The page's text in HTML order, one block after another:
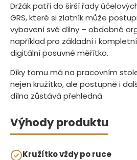
Držák patří do širší řady
GRS, které si zlatník může
vybavení své dílny – obdobné
například pro základní i
digitální posuvné měřítko.
Díky tomu má na pracovním
nejen kružítko, ale postupně i
dílna zůstává přehledná.
Výhody produktu
Kružítko vždy po ruce